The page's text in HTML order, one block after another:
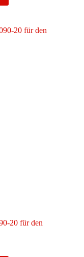
20 für den